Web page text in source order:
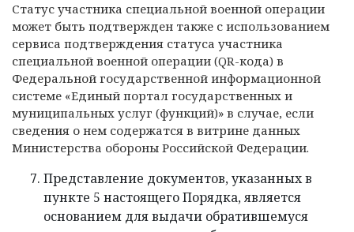
Статус участника специальной военной операции
может быть подтвержден также с использованием
сервиса подтверждения статуса участника
специальной военной операции (QR-кода) в
Федеральной государственной информационной
системе «Единый портал государственных и
муниципальных услуг (функций)» в случае, если
сведения о нем содержатся в витрине данных
Министерства обороны Российской Федерации.
Представление документов, указанных в
пункте 5 настоящего Порядка, является
основанием для выдачи обратившемуся